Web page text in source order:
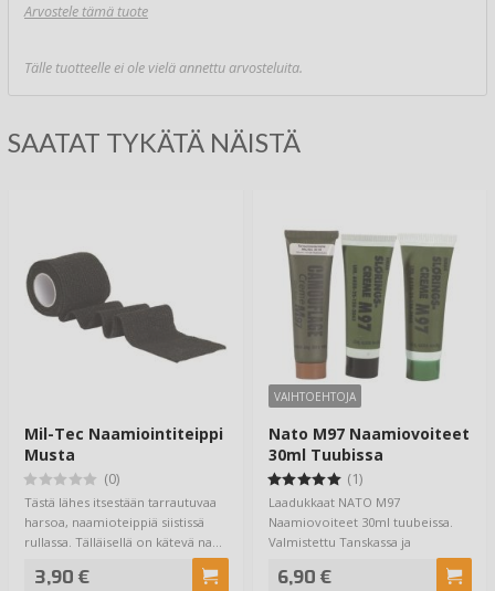
Arvostele tämä tuote
Tälle tuotteelle ei ole vielä annettu arvosteluita.
SAATAT TYKÄTÄ NÄISTÄ
Mil-Tec Naamiointiteippi
Musta
(0)
Tästä lähes itsestään tarrautuvaa
harsoa, naamioteippiä siistissä
rullassa. Tälläisellä on kätevä na…
3,90 €
VAIHTOEHTOJA
Nato M97 Naamiovoiteet
30ml Tuubissa
(1)
Laadukkaat NATO M97
Naamiovoiteet 30ml tuubeissa.
Valmistettu Tanskassa ja
käytetään NATO -joukkioid…
6,90 €